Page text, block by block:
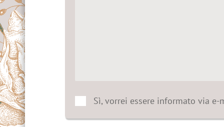
Sì, vorrei essere informato via